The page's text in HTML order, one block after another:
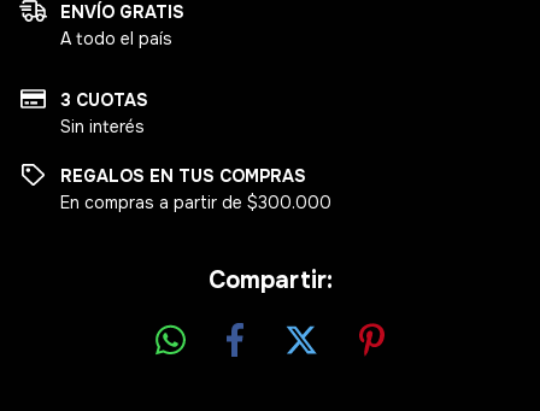
ENVÍO GRATIS
A todo el país
3 CUOTAS
Sin interés
REGALOS EN TUS COMPRAS
En compras a partir de $300.000
Compartir: